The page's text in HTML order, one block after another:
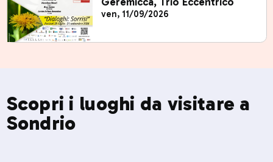
ven, 11/09/2026
Scopri i luoghi da visitare a
Sondrio